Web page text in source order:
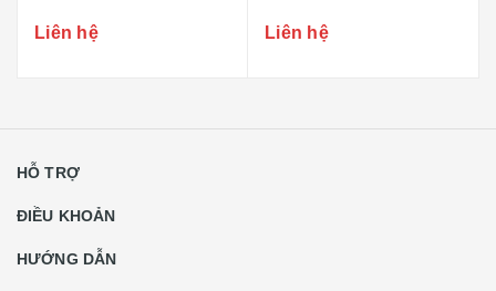
Liên hệ Liên hệ
HỖ TRỢ
ĐIỀU KHOẢN
HƯỚNG DẪN